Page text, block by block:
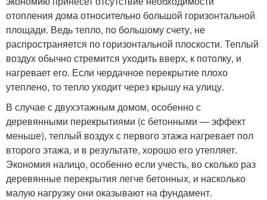
отопления дома относительно большой горизонтальной
площади. Ведь тепло, по большому счету, не
распространяется по горизонтальной плоскости. Теплый
воздух обычно стремится уходить вверх, к потолку, и
нагревает его. Если чердачное перекрытие плохо
утеплено, то тепло уходит через крышу на улицу.
В случае с двухэтажным домом, особенно с
деревянными перекрытиями (с бетонными — эффект
меньше), теплый воздух с первого этажа нагревает пол
второго этажа, и в результате, хорошо его утепляет.
Экономия налицо, особенно если учесть, во сколько раз
деревянные перекрытия легче бетонных, и насколько
малую нагрузку они оказывают на фундамент.